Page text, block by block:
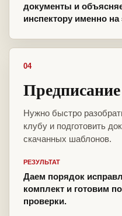
документы и
инспектору именно на
04
Нужно быстро
клубу и подготовить
скачанных шаблонов.
РЕЗУЛЬТАТ
Даем порядок
комплект и готовим
проверки.